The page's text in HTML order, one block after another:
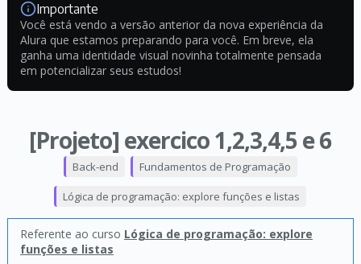
Importante
Você está vendo a versão anterior da nova experiência da
Alura que estamos preparando para você. Em breve, ela
ganha uma identidade visual novinha totalmente pensada
em potencializar seus estudos!
[Projeto] exercico 1,2,3,4,5 e 6
Back-end Fundamentos de Programação
Lógica de programação: explore funções e listas
Referente ao curso Lógica de programação: explore
funções e listas